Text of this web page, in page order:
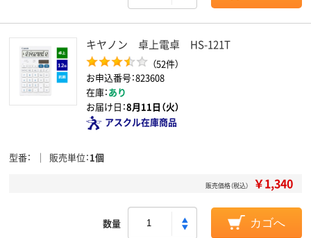
キヤノン 卓上電卓 HS-121T
（52件）
お申込番号：823608
在庫：あり
お届け日：8月11日（火）
アスクル在庫商品
型番 販売単位 1個
販売価格（税込） ￥1,340
数量 カゴへ